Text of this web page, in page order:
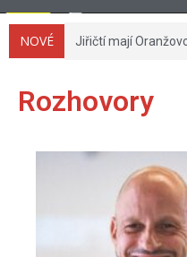
NOVÉ Jiřičtí mají
Rozhovory